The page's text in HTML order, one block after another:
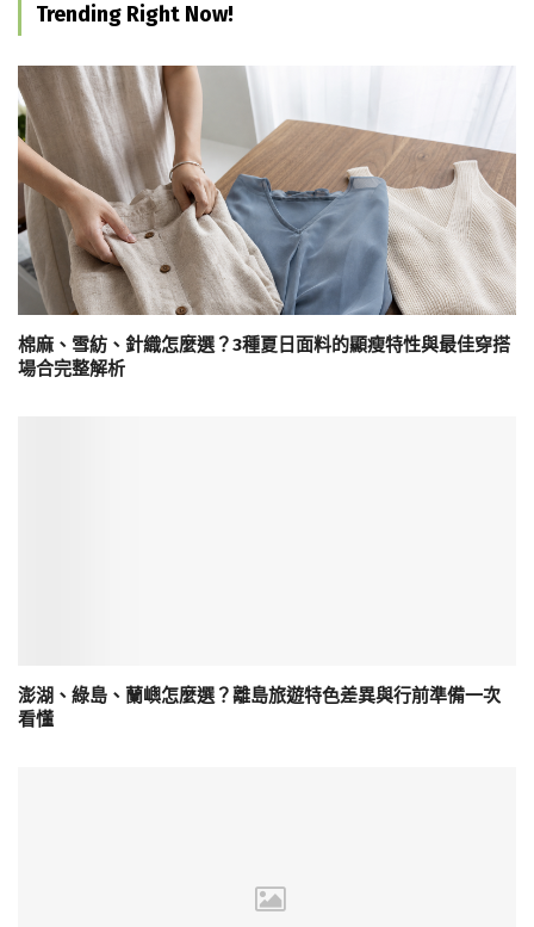
Trending Right Now!
棉麻、雪紡、針織怎麼選？3種夏日面料的顯瘦特性與最佳穿搭
場合完整解析
澎湖、綠島、蘭嶼怎麼選？離島旅遊特色差異與行前準備一次
看懂